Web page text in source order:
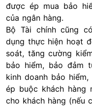
được ép mua bảo
của ngân hàng.
Bộ Tài chính cũng
dụng thực hiện hoạt
soát, tăng cường
bảo hiểm, bảo đảm
kinh doanh bảo
ép buộc khách hàng
cho khách hàng (nếu